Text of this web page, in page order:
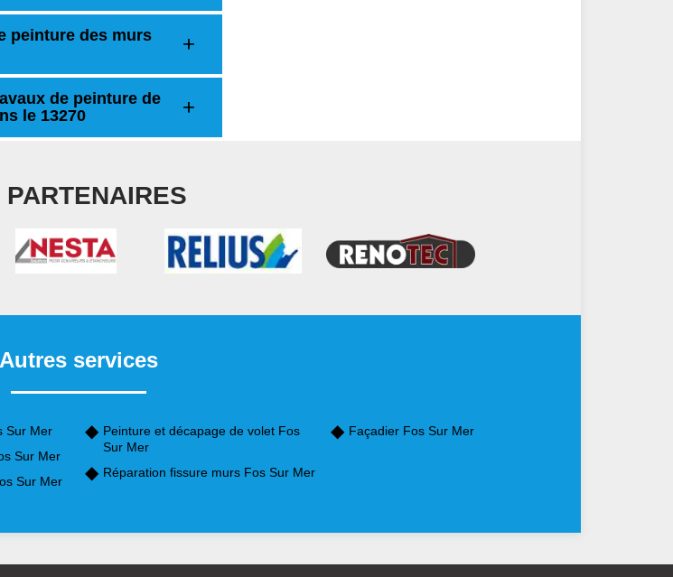
peinture des murs
de peinture de
le 13270
PARTENAIRES
Autres services
Sur Mer
Sur Mer
Sur Mer
Peinture et décapage de volet Fos
Sur Mer
Réparation fissure murs Fos Sur Mer
Façadier Fos Sur Mer